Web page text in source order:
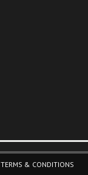
TERMS & CONDITIONS